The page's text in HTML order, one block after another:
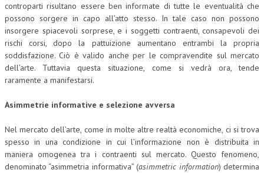
FISCO
DIRITTO TRIBUTARIO
FISCALITÀ INTERNAZIONALE
TAX RISK MANAGEMENT
TRANSFER PRICING
PRASSI
controparti risultano essere ben informate di tutte le eventualità che
possono sorgere in capo all’atto stesso. In tale caso non possono
insorgere spiacevoli sorprese, e i soggetti contraenti, consapevoli dei
rischi corsi, dopo la pattuizione aumentano entrambi la propria
soddisfazione. Ciò è valido anche per le compravendite sul mercato
dell’arte. Tuttavia questa situazione, come si vedrà ora, tende
raramente a manifestarsi.
Asimmetrie informative e selezione avversa
Nel mercato dell’arte, come in molte altre realtà economiche, ci si trova
spesso in una condizione in cui l’informazione non è distribuita in
maniera omogenea tra i contraenti sul mercato. Questo fenomeno,
denominato “asimmetria informativa” (asimmetric information) determina